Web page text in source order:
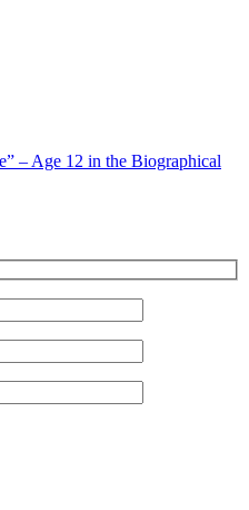
– Age 12 in the Biographical